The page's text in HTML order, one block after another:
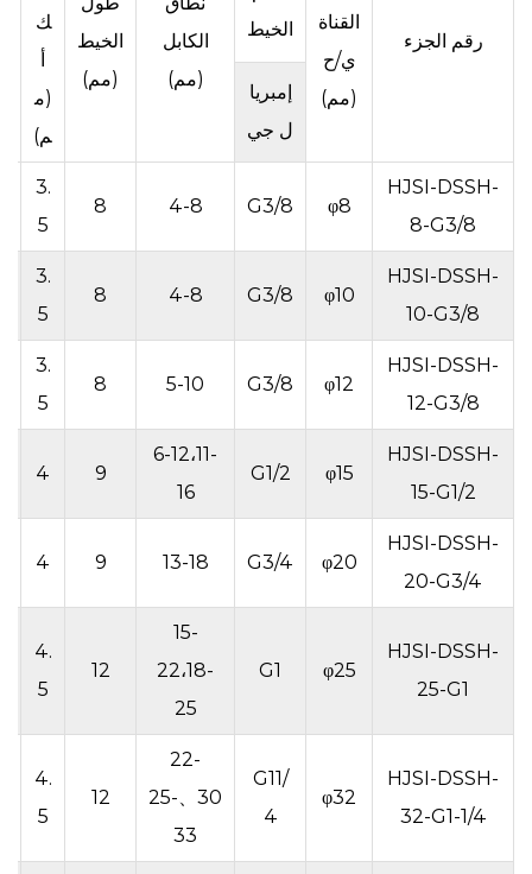
رقم الجزء
القناة
ي/ح
(مم)
الخيط
الكابل
(مم)
الخيط
(مم)
ك
أ
(م
م)
إمبريا
ل جي
HJSI-DSSH-
8-G3/8
φ8
G3/8
4-8
8
3.
5
HJSI-DSSH-
10-G3/8
φ10
G3/8
4-8
8
3.
5
HJSI-DSSH-
12-G3/8
φ12
G3/8
5-10
8
3.
5
HJSI-DSSH-
15-G1/2
φ15
G1/2
6-12،11-
16
9
4
HJSI-DSSH-
20-G3/4
φ20
G3/4
13-18
9
4
HJSI-DSSH-
25-G1
φ25
G1
15-
22،18-
25
12
4.
5
HJSI-DSSH-
32-G1-1/4
φ32
G11/
4
22-
30、25-
33
12
4.
5